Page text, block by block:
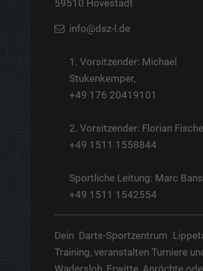
59510 Hovestadt
info@dsz-l.de
1. Vorsitzender: Michael
Stukenkemper,
+49 176 20419101
2. Vorsitzender: Florian
+49 1511 1558844
Sportliche Leitung: Marc
+49 1511 1542554
Dein Darts-Sportzentrum
Training, veranstalten Turniere
Wadersloh, Erwitte, Anröchte